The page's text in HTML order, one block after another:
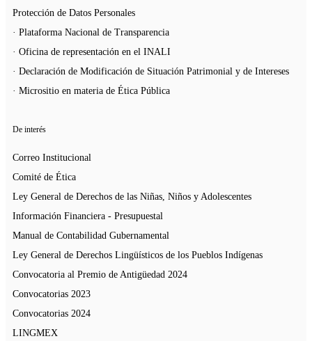
Protección de Datos Personales
· Plataforma Nacional de Transparencia
· Oficina de representación en el INALI
· Declaración de Modificación de Situación Patrimonial y de Intereses
· Micrositio en materia de Ética Pública
De interés
Correo Institucional
Comité de Ética
Ley General de Derechos de las Niñas, Niños y Adolescentes
Información Financiera - Presupuestal
Manual de Contabilidad Gubernamental
Ley General de Derechos Lingüísticos de los Pueblos Indígenas
Convocatoria al Premio de Antigüedad 2024
Convocatorias 2023
Convocatorias 2024
LINGMEX